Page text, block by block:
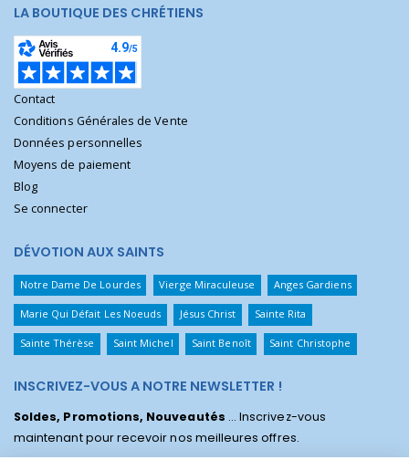
LA BOUTIQUE DES CHRÉTIENS
Contact
Conditions Générales de Vente
Données personnelles
Moyens de paiement
Blog
Se connecter
DÉVOTION AUX SAINTS
Notre Dame De Lourdes Vierge Miraculeuse Anges Gardiens
Marie Qui Défait Les Noeuds Jésus Christ Sainte Rita
Sainte Thérèse Saint Michel Saint Benoît Saint Christophe
INSCRIVEZ-VOUS A NOTRE NEWSLETTER !
Soldes, Promotions, Nouveautés ... Inscrivez-vous
maintenant pour recevoir nos meilleures offres.